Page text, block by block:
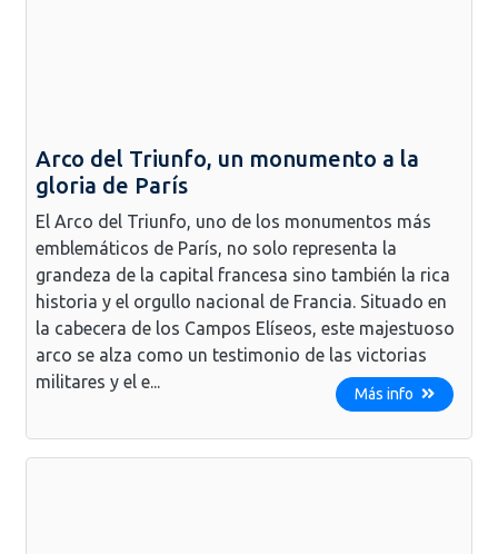
Arco del Triunfo, un monumento a la
gloria de París
El Arco del Triunfo, uno de los monumentos más
emblemáticos de París, no solo representa la
grandeza de la capital francesa sino también la rica
historia y el orgullo nacional de Francia. Situado en
la cabecera de los Campos Elíseos, este majestuoso
arco se alza como un testimonio de las victorias
militares y el e...
Más info